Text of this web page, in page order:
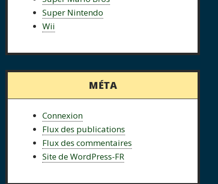
Super Nintendo
Wii
MÉTA
Connexion
Flux des publications
Flux des commentaires
Site de WordPress-FR